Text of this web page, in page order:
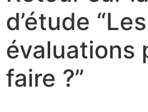
d’étude “Les
évaluations
faire ?”